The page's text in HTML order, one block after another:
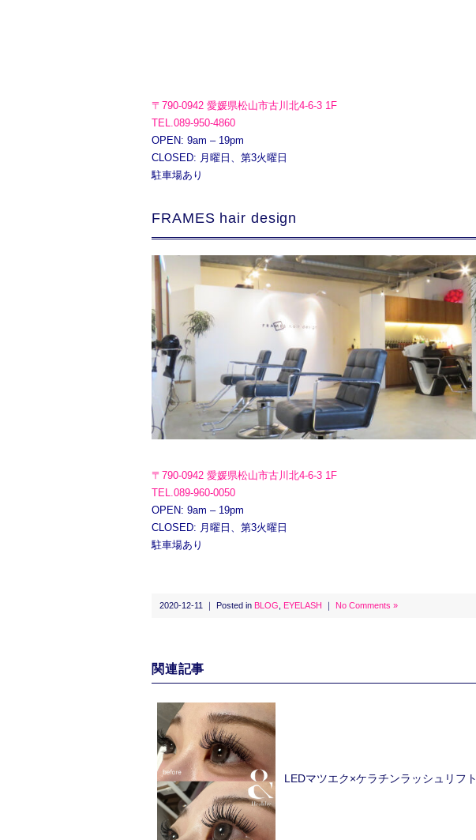
〒790-0942 愛媛県松山市古川北4-6-3 1F
TEL.089-950-4860
OPEN: 9am – 19pm
CLOSED: 月曜日、第3火曜日
駐車場あり
FRAMES hair design
〒790-0942 愛媛県松山市古川北4-6-3 1F
TEL.089-960-0050
OPEN: 9am – 19pm
CLOSED: 月曜日、第3火曜日
駐車場あり
2020-12-11 ｜ Posted in BLOG EYELASH ｜ No Comments »
関連記事
LEDマツエク×ケラチンラッシュリフト